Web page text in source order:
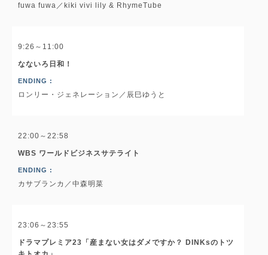
fuwa fuwa／kiki vivi lily & RhymeTube
9:26～11:00
なないろ日和！
ENDING :
ロンリー・ジェネレーション／辰巳ゆうと
22:00～22:58
WBS ワールドビジネスサテライト
ENDING :
カサブランカ／中森明菜
23:06～23:55
ドラマプレミア23「産まない女はダメですか？ DINKsのトツ